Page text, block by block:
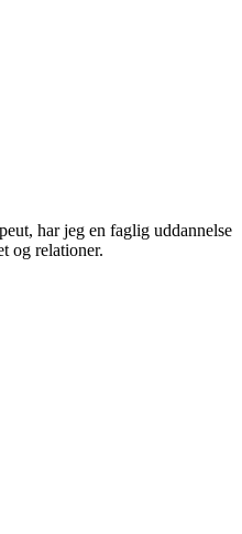
har jeg en faglig uddannelse
og relationer.